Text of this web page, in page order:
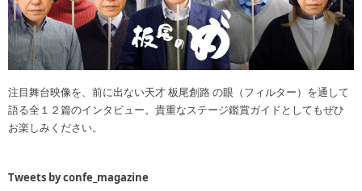
注目舞台映像を、前に出ない天才 板尾創路 の眼（フィルター）を通して
語る全１２篇のインタビュー。貴重なステージ鑑賞ガイドとしてもぜひ
お楽しみください。
Tweets by confe_magazine